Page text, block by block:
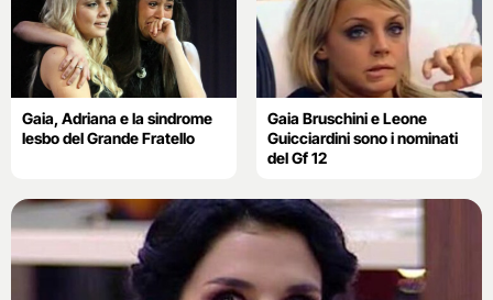
Gaia, Adriana e la sindrome
lesbo del Grande Fratello
Gaia Bruschini e Leone
Guicciardini sono i nominati
del Gf 12